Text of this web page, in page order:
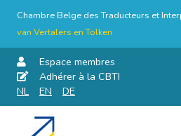
Chambre Belge des Traducteurs et
van Vertalers en Tolken
Espace membres
Adhérer à la CBTI
NL
EN DE